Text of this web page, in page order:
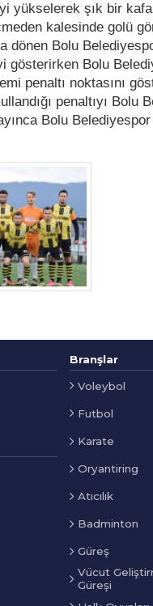
yükselerek şık bir
kalesinde golü
dönen Bolu
gösterirken Bolu
penaltı noktasını
penaltıyı
Bolu
Branşlar
Voleybol
Futbol
Karate
Oryantiring
Atıcılık
Badminton
Güreş
Vücut
Güreşi